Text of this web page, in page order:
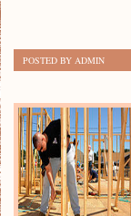
POSTED BY ADMIN